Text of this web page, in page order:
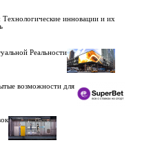
инновации и их
Реальности
возможности для